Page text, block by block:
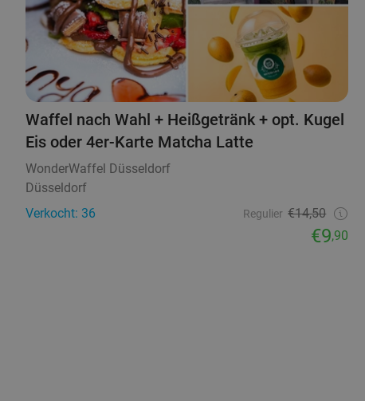
Waffel nach Wahl + Heißgetränk + opt. Kugel
Eis oder 4er-Karte Matcha Latte
WonderWaffel Düsseldorf
Düsseldorf
Verkocht: 36
Regulier €14,50
€9,90